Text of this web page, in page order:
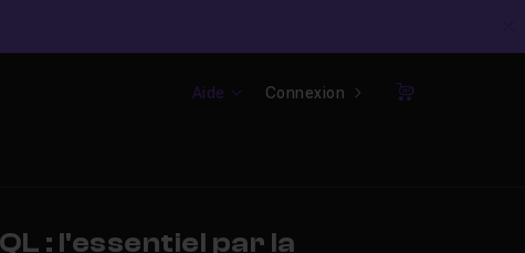
Aide Connexion
Panier
: l'essentiel par la